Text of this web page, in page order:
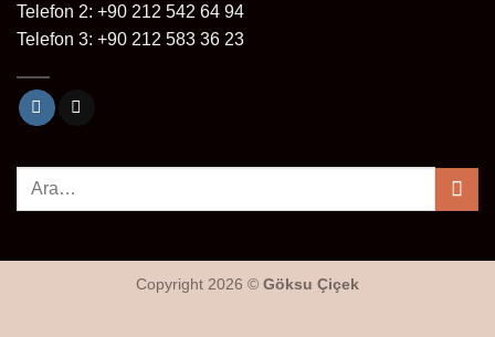
Telefon 2: +90 212 542 64 94
Telefon 3: +90 212 583 36 23
Copyright 2026 © Göksu Çiçek